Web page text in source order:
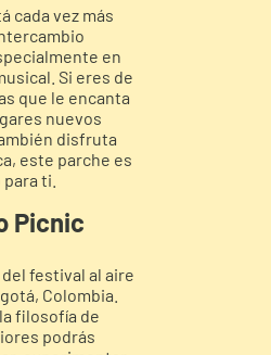
cada vez más
en
Si eres de
que le encanta
nuevos
disfruta
este parche es
ti.
Picnic
del festival al aire
Colombia.
filosofía de
podrás